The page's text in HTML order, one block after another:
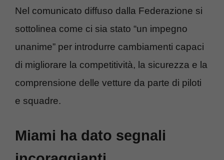
Nel comunicato diffuso dalla Federazione si
sottolinea come ci sia stato “un impegno
unanime” per introdurre cambiamenti capaci
di migliorare la competitività, la sicurezza e la
comprensione delle vetture da parte di piloti
e squadre.
Miami ha dato segnali